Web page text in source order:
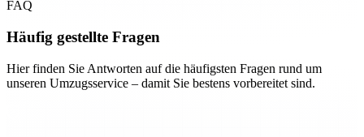
FAQ
Häufig gestellte Fragen
Hier finden Sie Antworten auf die häufigsten Fragen rund um
unseren Umzugsservice – damit Sie bestens vorbereitet sind.